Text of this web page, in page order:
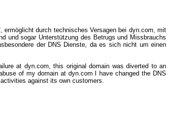
ermöglicht durch technisches Versagen bei dyn.com, mit
und sogar Unterstützung des Betrugs und Missbrauchs
der DNS Dienste, da es sich nicht um einen
at dyn.com, this original domain was diverted to an
of my domain at dyn.com I have changed the DNS
against its own customers.